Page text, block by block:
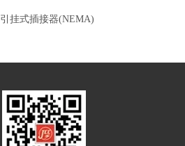
引挂式插接器(NEMA)